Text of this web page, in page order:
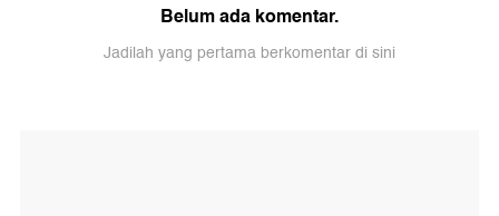
Belum ada komentar.
Jadilah yang pertama berkomentar di sini